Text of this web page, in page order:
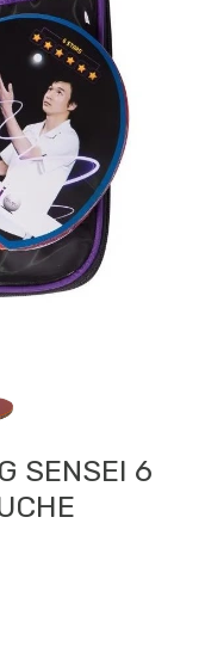
SENSEI 6